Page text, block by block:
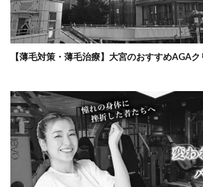
【薄毛対策・薄毛治療】大宮のおすすめAGA